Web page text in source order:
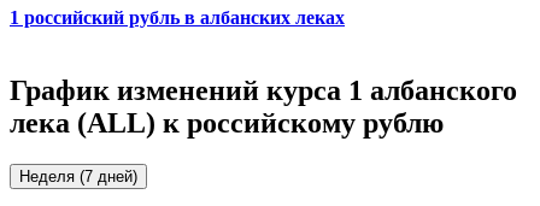
1 российский рубль в албанских леках
График изменений курса 1 албанского
лека (ALL) к российскому рублю
Неделя (7 дней)